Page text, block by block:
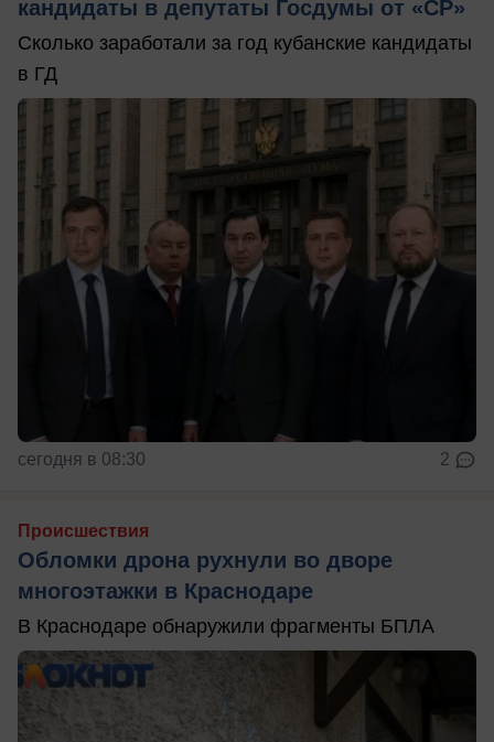
кандидаты в депутаты Госдумы от «СР»
Сколько заработали за год кубанские кандидаты
в ГД
сегодня в 08:30 2
Происшествия
Обломки дрона рухнули во дворе
многоэтажки в Краснодаре
В Краснодаре обнаружили фрагменты БПЛА